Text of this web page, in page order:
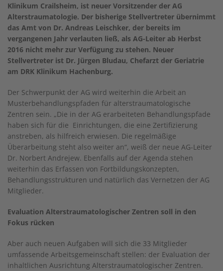
Klinikum Crailsheim, ist neuer Vorsitzender der AG
Alterstraumatologie. Der bisherige Stellvertreter übernimmt
das Amt von Dr. Andreas Leischker, der bereits im
vergangenen Jahr verlauten ließ, als AG-Leiter ab Herbst
2016 nicht mehr zur Verfügung zu stehen. Neuer
Stellvertreter ist Dr. Jürgen Bludau, Chefarzt der Geriatrie
am DRK Klinikum Hachenburg.
Der Schwerpunkt der AG wird weiterhin die Arbeit an
Musterbehandlungspfaden für alterstraumatologische
Zentren sein. „Die in der AG erarbeiteten Behandlungspfade
haben sich für die Einrichtungen, die eine Zertifizierung
anstreben, als hilfreich erwiesen. Die regelmäßige
Überarbeitung steht also weiter an“, weiß der neue AG-Leiter
Dr. Norbert Andrejew. Ebenfalls auf der Agenda stehen
weiterhin das Erfassen von Fortbildungskonzepten,
Behandlungsstrukturen und natürlich das Vernetzen der AG
Mitglieder.
Evaluation Alterstraumatologischer Zentren soll in den
Fokus rücken
Aber auch neuen Aufgaben will sich die 33 Mitglieder
umfassende Arbeitsgemeinschaft stellen: der Evaluation der
inhaltlichen Ausrichtung Alterstraumatologischer Zentren.